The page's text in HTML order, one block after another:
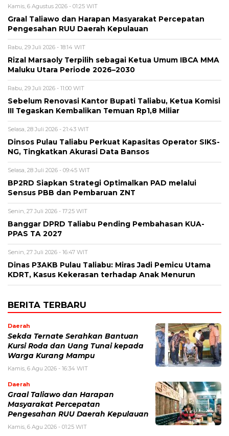
Kamis, 6 Agustus 2026 - 01:25 WIT
Graal Taliawo dan Harapan Masyarakat Percepatan
Pengesahan RUU Daerah Kepulauan
Rabu, 29 Juli 2026 - 18:14 WIT
Rizal Marsaoly Terpilih sebagai Ketua Umum IBCA MMA
Maluku Utara Periode 2026–2030
Rabu, 29 Juli 2026 - 11:00 WIT
Sebelum Renovasi Kantor Bupati Taliabu, Ketua Komisi
III Tegaskan Kembalikan Temuan Rp1,8 Miliar
Selasa, 28 Juli 2026 - 21:43 WIT
Dinsos Pulau Taliabu Perkuat Kapasitas Operator SIKS-
NG, Tingkatkan Akurasi Data Bansos
Selasa, 28 Juli 2026 - 09:45 WIT
BP2RD Siapkan Strategi Optimalkan PAD melalui
Sensus PBB dan Pembaruan ZNT
Senin, 27 Juli 2026 - 17:25 WIT
Banggar DPRD Taliabu Pending Pembahasan KUA-
PPAS TA 2027
Senin, 27 Juli 2026 - 16:47 WIT
Dinas P3AKB Pulau Taliabu: Miras Jadi Pemicu Utama
KDRT, Kasus Kekerasan terhadap Anak Menurun
BERITA TERBARU
Daerah
Sekda Ternate Serahkan Bantuan
Kursi Roda dan Uang Tunai kepada
Warga Kurang Mampu
Kamis, 6 Agu 2026 - 16:34 WIT
Daerah
Graal Taliawo dan Harapan
Masyarakat Percepatan
Pengesahan RUU Daerah Kepulauan
Kamis, 6 Agu 2026 - 01:25 WIT